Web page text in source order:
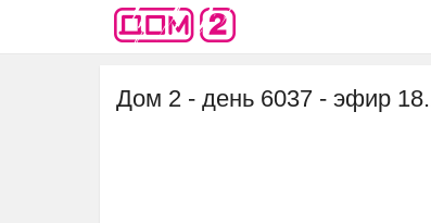
Дом 2 - день 6037 - эфир